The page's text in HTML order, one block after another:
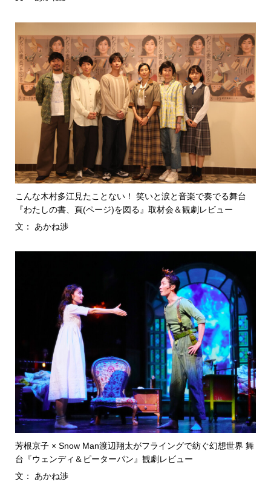
こんな木村多江見たことない！ 笑いと涙と音楽で奏でる舞台
『わたしの書、頁(ページ)を図る』取材会＆観劇レビュー
文： あかね渉
芳根京子 × Snow Man渡辺翔太がフライングで紡ぐ幻想世界 舞
台『ウェンディ＆ピーターパン』観劇レビュー
文： あかね渉